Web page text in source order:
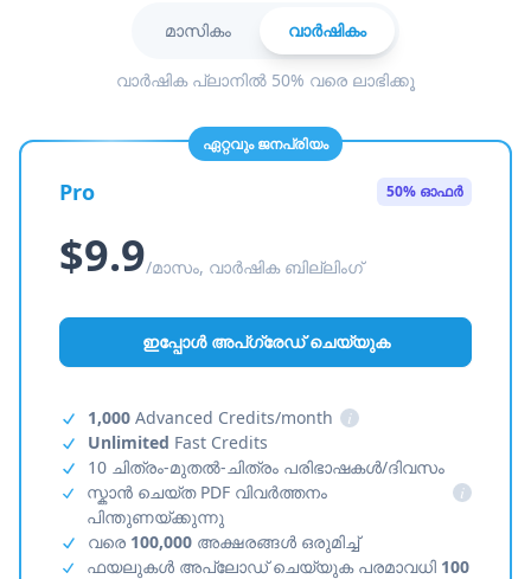
മാസികം വാർഷികം
വാർഷിക പ്ലാനിൽ 50% വരെ ലാഭിക്കൂ
ഏറ്റവും ജനപ്രിയം
Pro 50% ഓഫർ
$9.9/മാസം, വാർഷിക ബില്ലിംഗ്
ഇപ്പോൾ അപ്‌ഗ്രേഡ് ചെയ്യുക
1,000 Advanced Credits/month
i
Unlimited Fast Credits
10 ചിത്രം-മുതൽ-ചിത്രം പരിഭാഷകൾ/ദിവസം
സ്കാൻ ചെയ്ത PDF വിവർത്തനം
പിന്തുണയ്ക്കുന്നു
i
വരെ 100,000 അക്ഷരങ്ങൾ ഒരുമിച്ച്
ഫയലുകൾ അപ്‌ലോഡ് ചെയ്യുക പരമാവധി 100